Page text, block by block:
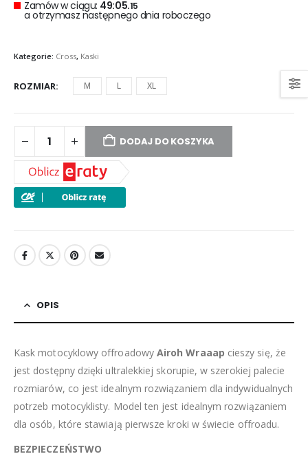
Zamów w ciągu: 49:05.15
a otrzymasz następnego dnia roboczego
Kategorie: Cross, Kaski
ROZMIAR M L XL
DODAJ DO KOSZYKA
OPIS
Kask motocyklowy offroadowy Airoh Wraaap cieszy się, że
jest dostępny dzięki ultralekkiej skorupie, w szerokiej palecie
rozmiarów, co jest idealnym rozwiązaniem dla indywidualnych
potrzeb motocyklisty. Model ten jest idealnym rozwiązaniem
dla osób, które stawiają pierwsze kroki w świecie offroadu.
BEZPIECZEŃSTWO